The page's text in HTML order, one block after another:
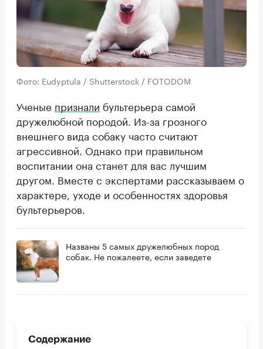
Фото: Eudyptula / Shutterstock / FOTODOM
Ученые признали бультерьера самой
дружелюбной породой. Из-за грозного
внешнего вида собаку часто считают
агрессивной. Однако при правильном
воспитании она станет для вас лучшим
другом. Вместе с экспертами рассказываем о
характере, уходе и особенностях здоровья
бультерьеров.
Названы 5 самых дружелюбных пород
собак. Не пожалеете, если заведете
Содержание